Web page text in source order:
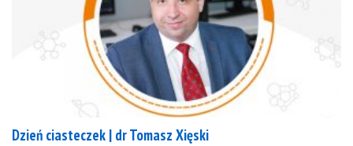
Dzień ciasteczek | dr Tomasz Xięski